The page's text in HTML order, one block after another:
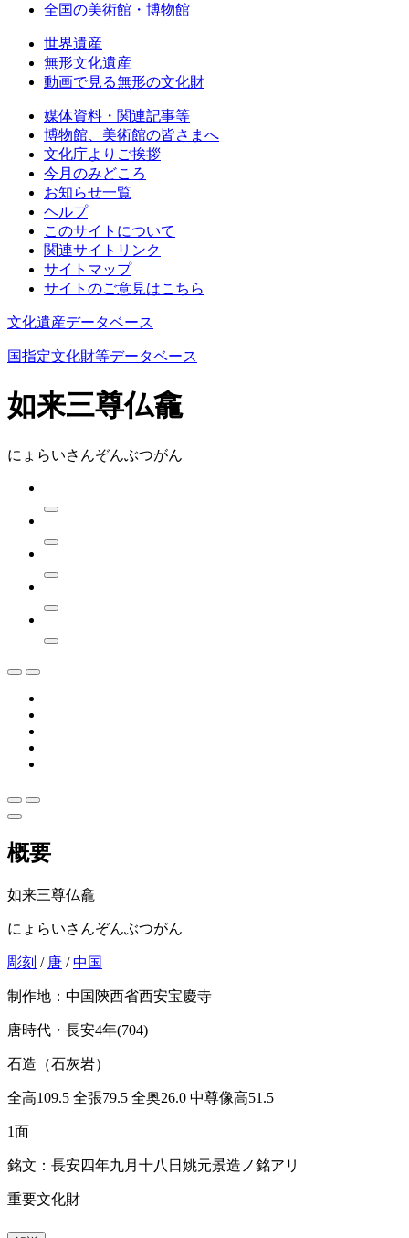
全国の美術館・博物館
世界遺産
無形文化遺産
動画で見る無形の文化財
媒体資料・関連記事等
博物館、美術館の皆さまへ
文化庁よりご挨拶
今月のみどころ
お知らせ一覧
ヘルプ
このサイトについて
関連サイトリンク
サイトマップ
サイトのご意見はこちら
文化遺産データベース
国指定文化財等データベース
如来三尊仏龕
にょらいさんぞんぶつがん
概要
如来三尊仏龕
にょらいさんぞんぶつがん
彫刻 / 唐 /中国
制作地：中国陝西省西安宝慶寺
唐時代・長安4年(704)
石造（石灰岩）
全高109.5 全張79.5 全奥26.0 中尊像高51.5
1面
銘文：長安四年九月十八日姚元景造ノ銘アリ
重要文化財